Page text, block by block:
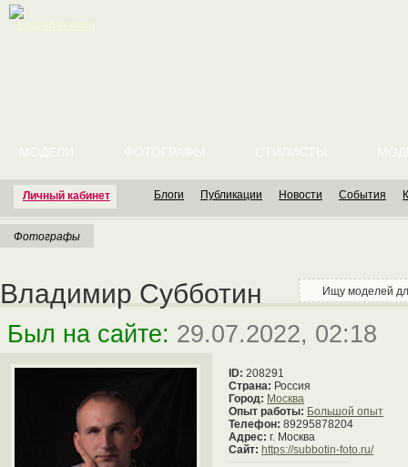
Личный кабинет
МОДЕЛИ ФОТОГРАФЫ СТИЛИСТЫ
Блоги Публикации Новости События
Фотографы
Владимир Субботин Ищу моделей
Был на сайте: 29.07.2022, 02:18
ID: 208291
Страна: Россия
Город: Москва
Опыт работы: Большой опыт
Телефон: 89295878204
Адрес: г. Москва
Сайт: https://subbotin-foto.ru/